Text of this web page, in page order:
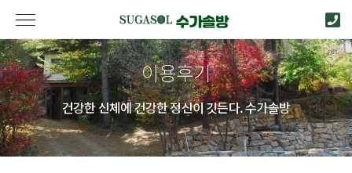
이용후기
건강한 신체에 건강한 정신이 깃든다. 수가솔방